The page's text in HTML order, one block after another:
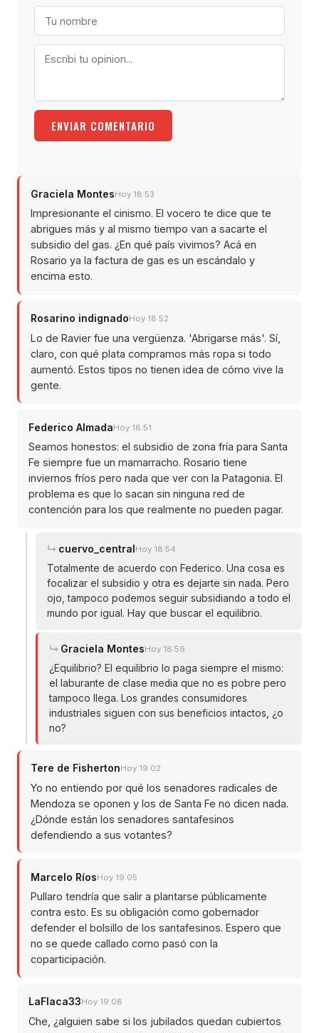
ENVIAR COMENTARIO
Graciela MontesHoy 18:53
Impresionante el cinismo. El vocero te dice que te
abrigues más y al mismo tiempo van a sacarte el
subsidio del gas. ¿En qué país vivimos? Acá en
Rosario ya la factura de gas es un escándalo y
encima esto.
Rosarino indignadoHoy 18:52
Lo de Ravier fue una vergüenza. 'Abrigarse más'. Sí,
claro, con qué plata compramos más ropa si todo
aumentó. Estos tipos no tienen idea de cómo vive la
gente.
Federico AlmadaHoy 18:51
Seamos honestos: el subsidio de zona fría para Santa
Fe siempre fue un mamarracho. Rosario tiene
inviernos fríos pero nada que ver con la Patagonia. El
problema es que lo sacan sin ninguna red de
contención para los que realmente no pueden pagar.
cuervo_centralHoy 18:54
Totalmente de acuerdo con Federico. Una cosa es
focalizar el subsidio y otra es dejarte sin nada. Pero
ojo, tampoco podemos seguir subsidiando a todo el
mundo por igual. Hay que buscar el equilibrio.
Graciela MontesHoy 18:59
¿Equilibrio? El equilibrio lo paga siempre el mismo:
el laburante de clase media que no es pobre pero
tampoco llega. Los grandes consumidores
industriales siguen con sus beneficios intactos, ¿o
no?
Tere de FishertonHoy 19:02
Yo no entiendo por qué los senadores radicales de
Mendoza se oponen y los de Santa Fe no dicen nada.
¿Dónde están los senadores santafesinos
defendiendo a sus votantes?
Marcelo RíosHoy 19:05
Pullaro tendría que salir a plantarse públicamente
contra esto. Es su obligación como gobernador
defender el bolsillo de los santafesinos. Espero que
no se quede callado como pasó con la
coparticipación.
LaFlaca33Hoy 19:08
Che, ¿alguien sabe si los jubilados quedan cubiertos